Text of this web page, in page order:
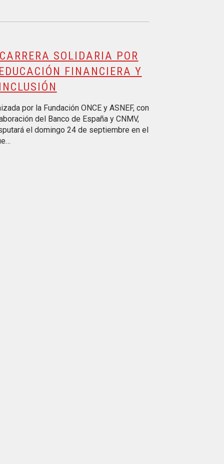
SOLIDARIA POR
FINANCIERA Y
por la Fundación ONCE y ASNEF, con
del Banco de España y CNMV,
el domingo 24 de septiembre en el